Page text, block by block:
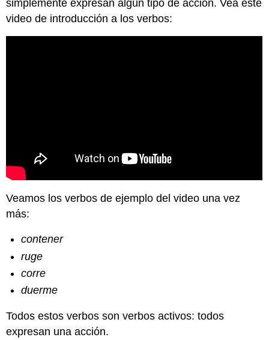
simplemente expresan algún tipo de acción. Vea este
video de introducción a los verbos:
Veamos los verbos de ejemplo del video una vez
más:
contener
ruge
corre
duerme
Todos estos verbos son verbos activos: todos
expresan una acción.